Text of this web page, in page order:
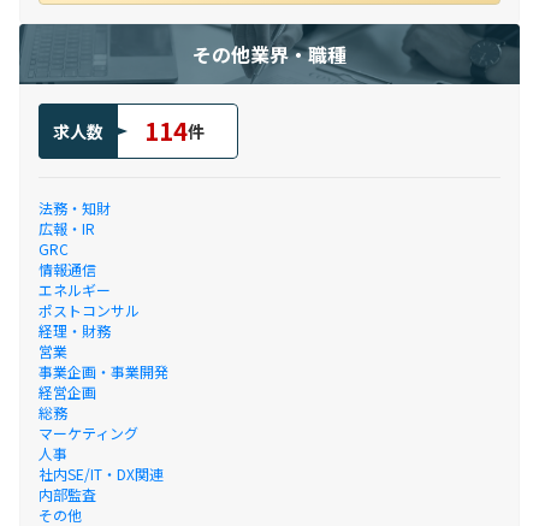
その他業界・職種
求人数 114件
法務・知財
広報・IR
GRC
情報通信
エネルギー
ポストコンサル
経理・財務
営業
事業企画・事業開発
経営企画
総務
マーケティング
人事
社内SE/IT・DX関連
内部監査
その他